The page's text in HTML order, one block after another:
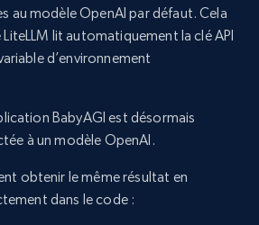
au modèle OpenAI par défaut. Cela
lit automatiquement la clé API
d’environnement
BabyAGI est désormais
à un modèle OpenAI.
obtenir le même résultat en
dans le code :